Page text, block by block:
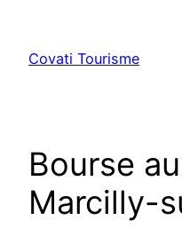
contenu
Covati Tourisme
Bourse
Marcilly-